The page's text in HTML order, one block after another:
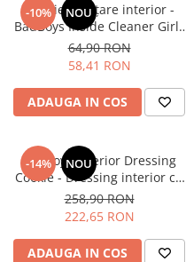
-10% NOU
Soluție curățare interior -
BadBoys Inside Cleaner Girls
(500ml)
64,90 RON
58,41 RON
ADAUGA IN COS
-14% NOU
BadBoys Interior Dressing
Cookie - Dressing interior cu
protecție UV pentru plastice
(5L)
258,90 RON
222,65 RON
ADAUGA IN COS